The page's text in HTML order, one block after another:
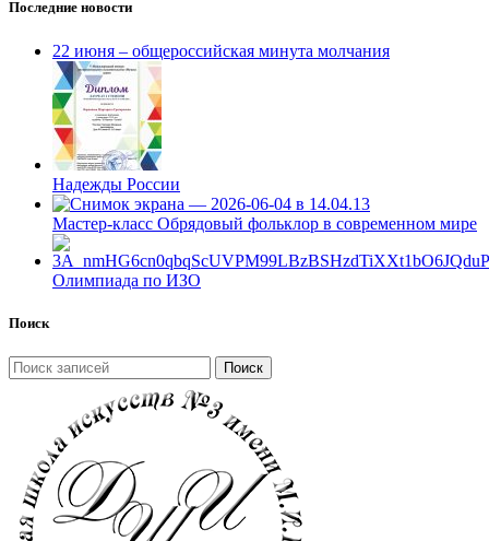
Последние новости
22 июня – общероссийская минута молчания
Надежды России
Мастер-класс Обрядовый фольклор в современном мире
Олимпиада по ИЗО
Поиск
Поиск